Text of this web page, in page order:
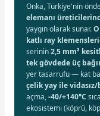
Onka, Türkiye'nin
elemanı
yaygın olarak sunar.
katlı ray
serinin2,5 mm²
tek gövdede üç
yer tasarrufu — kat
çelik yay ile vidasız/
açma,-40/+140°C
ekosistemi (köprü,